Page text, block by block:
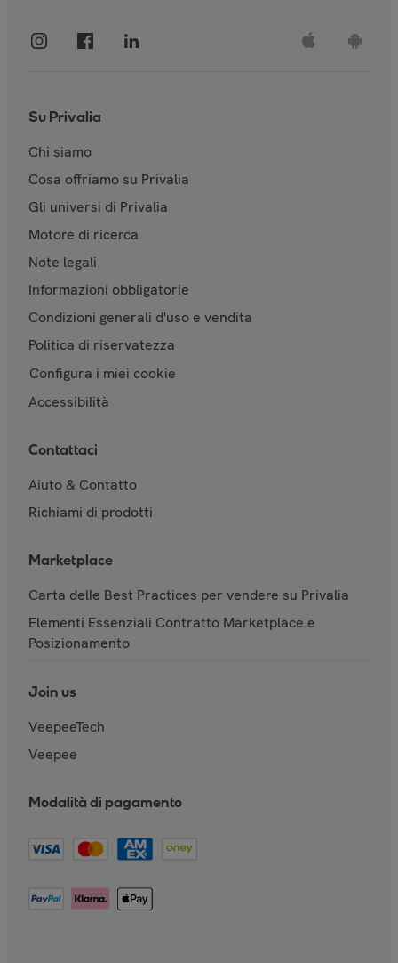
Su Privalia
Chi siamo
Cosa offriamo su Privalia
Gli universi di Privalia
Motore di ricerca
Note legali
Informazioni obbligatorie
Condizioni generali d'uso e vendita
Politica di riservatezza
Configura i miei cookie
Accessibilità
Contattaci
Aiuto & Contatto
Richiami di prodotti
Marketplace
Carta delle Best Practices per vendere su Privalia
Elementi Essenziali Contratto Marketplace e
Posizionamento
Join us
VeepeeTech
Veepee
Modalità di pagamento